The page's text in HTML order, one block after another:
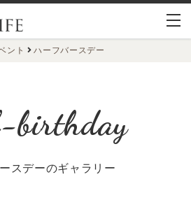
ント ハーフバースデー
スデーのギャラリー